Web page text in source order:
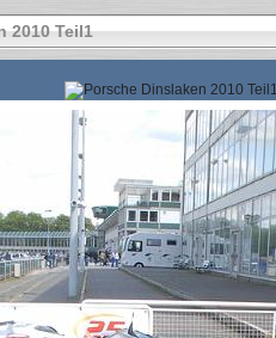
2010 Teil1